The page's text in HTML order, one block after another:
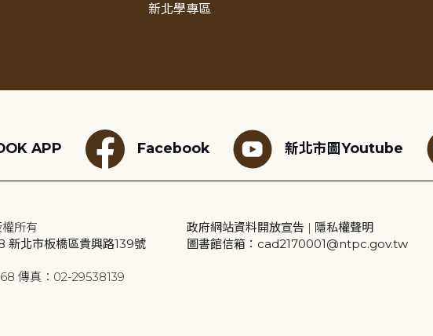
新北學專區
APP Facebook 新北市圖Youtube
所有
新北市板橋區貴興路139號
傳真：02-29538139
政府網站資料開放宣告 | 隱私權聲明
圖書館信箱：cad2170001@ntpc.gov.tw